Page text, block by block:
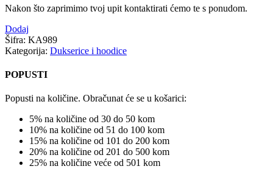
Nakon što zaprimimo tvoj upit kontaktirati ćemo te s ponudom.
Dodaj
Šifra: KA989
Kategorija: Dukserice i hoodice
POPUSTI
Popusti na količine. Obračunat će se u košarici:
5% na količine od 30 do 50 kom
10% na količine od 51 do 100 kom
15% na količine od 101 do 200 kom
20% na količine od 201 do 500 kom
25% na količine veće od 501 kom